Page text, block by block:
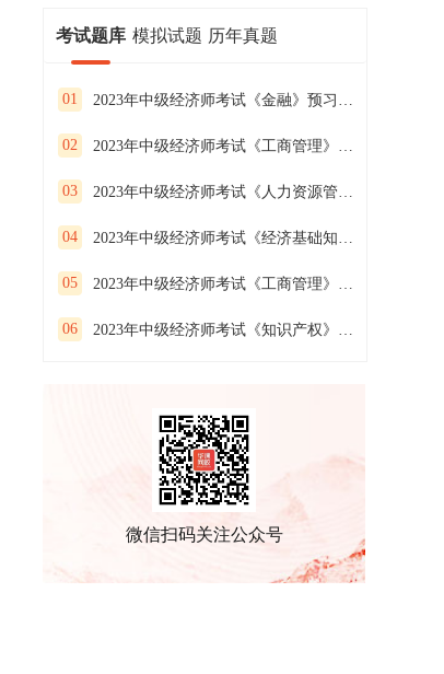
考试题库 模拟试题 历年真题
01 2023年中级经济师考试《金融》预习试卷（二）
02 2023年中级经济师考试《工商管理》预习试卷（一）
03 2023年中级经济师考试《人力资源管理》预习试卷（三）
04 2023年中级经济师考试《经济基础知识》预习试卷（二）
05 2023年中级经济师考试《工商管理》预习试卷（三）
06 2023年中级经济师考试《知识产权》预习试卷（二）
微信扫码关注公众号